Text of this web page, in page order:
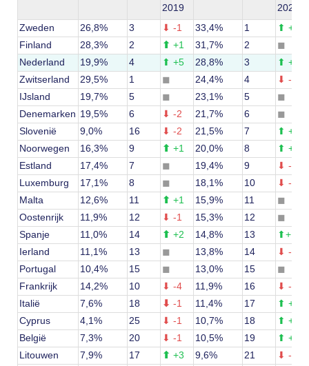
2019
2020
Zweden
26,8% 3 ⬇ -1 33,4% 1 ⬆ +2
Finland
28,3% 2 ⬆ +1 31,7% 2
◼
Nederland
19,9% 4 ⬆ +5 28,8% 3 ⬆ +1
Zwitserland
29,5% 1 ◼ 24,4% 4 ⬇ -3
IJsland
19,7% 5 ◼ 23,1% 5
◼
Denemarken 19,5% 6 ⬇ -2 21,7% 6
◼
Slovenië
9,0% 16 ⬇ -2 21,5% 7 ⬆ +9
Noorwegen
16,3% 9 ⬆ +1 20,0% 8 ⬆ +1
Estland
17,4% 7 ◼ 19,4% 9 ⬇ -2
Luxemburg
17,1% 8 ◼ 18,1% 10 ⬇ -2
Malta
12,6% 11 ⬆ +1 15,9% 11
◼
Oostenrijk
11,9% 12 ⬇ -1 15,3% 12
◼
Spanje
11,0% 14 ⬆ +2 14,8% 13 ⬆ +1
Ierland
11,1% 13 ◼ 13,8% 14 ⬇ -1
Portugal
10,4% 15 ◼ 13,0% 15
◼
Frankrijk
14,2% 10 ⬇ -4 11,9% 16 ⬇ -6
Italië
7,6% 18 ⬇ -1 11,4% 17 ⬆ +1
Cyprus
4,1% 25 ⬇ -1 10,7% 18 ⬆ +7
België
7,3% 20 ⬇ -1 10,5% 19 ⬆ +1
Litouwen
7,9% 17 ⬆ +3 9,6% 21 ⬇ -3